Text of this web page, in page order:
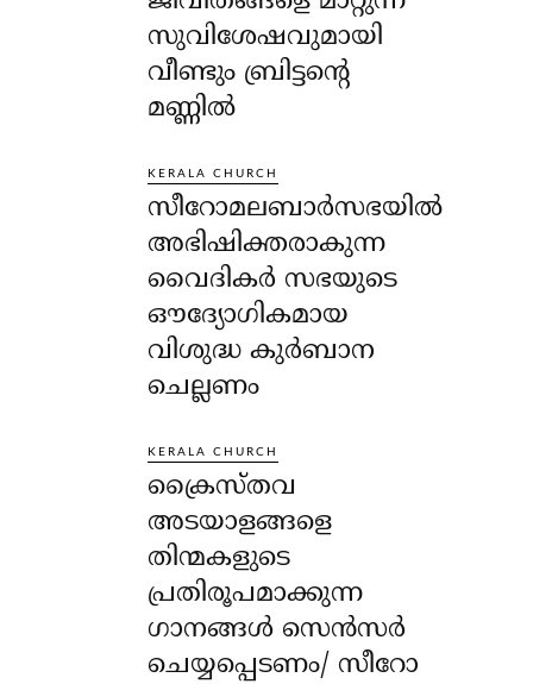
സുവിശേഷവുമായി
വീണ്ടും ബ്രിട്ടന്റെ
മണ്ണിൽ
KERALA CHURCH
സീറോമലബാർസഭയിൽ
അഭിഷിക്തരാകുന്ന
വൈദികർ സഭയുടെ
ഔദ്യോഗികമായ
വിശുദ്ധ കുർബാന
ചെല്ലണം
KERALA CHURCH
ക്രൈസ്തവ
അടയാളങ്ങളെ
തിന്മകളുടെ
പ്രതിരൂപമാക്കുന്ന
ഗാനങ്ങൾ സെൻസർ
ചെയ്യപ്പെടണം/ സീറോ